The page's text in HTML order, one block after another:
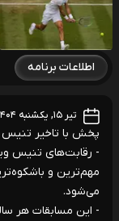
اطلاعات برنامه
تیر ۱۵, یکشنبه ۱۴۰۴ ساعت ۱۰:۱۰
پخش با تاخیر تنیس
- رقابت‌های تنیس
مهم‌ترین و
می‌شود.